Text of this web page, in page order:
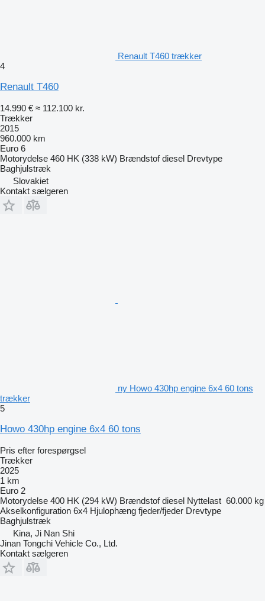
Renault T460 trækker
4
Renault T460
14.990 € ≈ 112.100 kr.
Trækker
2015
960.000 km
Euro 6
Motorydelse 460 HK (338 kW) Brændstof diesel Drevtype
Baghjulstræk
Slovakiet
Kontakt sælgeren
ny Howo 430hp engine 6x4 60 tons
trækker
5
Howo 430hp engine 6x4 60 tons
Pris efter forespørgsel
Trækker
2025
1 km
Euro 2
Motorydelse 400 HK (294 kW) Brændstof diesel Nyttelast 60.000 kg
Akselkonfiguration 6x4 Hjulophæng fjeder/fjeder Drevtype
Baghjulstræk
Kina, Ji Nan Shi
Jinan Tongchi Vehicle Co., Ltd.
Kontakt sælgeren